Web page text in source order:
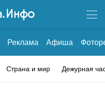
Реклама Афиша
Страна и мир Дежурная